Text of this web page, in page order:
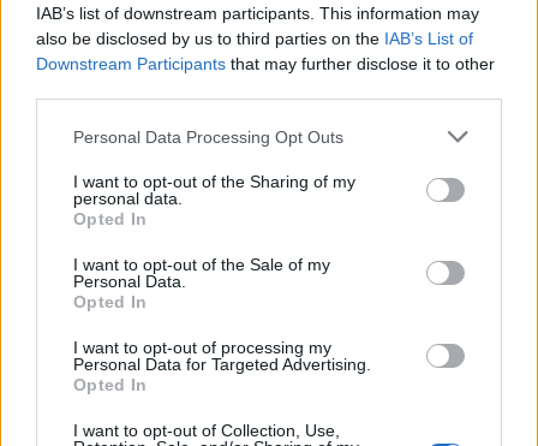
IAB’s list of downstream participants. This information may
also be disclosed by us to third parties on the IAB’s List of
Downstream Participants that may further disclose it to other
Please note that this website/app uses one or more Google
not limited to your visit or usage behaviour. You may click to
grant or deny consent to Google and its third-party tags to
use your data for below specified purposes in below Google
consent section.
Personal Data Processing Opt Outs
I want to opt-out of the Sharing of my
personal data.
Opted In
I want to opt-out of the Sale of my
Personal Data.
Opted In
I want to opt-out of processing my
Personal Data for Targeted Advertising.
Opted In
I want to opt-out of Collection, Use,
memoria e su brevi documentari. I concorrenti
dovevano guardare clip documentaristiche e poi
perfettamente con l’era dei social media, dove
brevi contenuti video dominano. L’interesse per la
memoria e l’attenzione selettiva potrebbe rivelarsi
un’ottima idea per un revival, soprattutto in
un’epoca in cui la brevità è fondamentale.0
Il primo show che merita di essere ricordato è stato
condotto daPeter Tomarkene si basava sulla